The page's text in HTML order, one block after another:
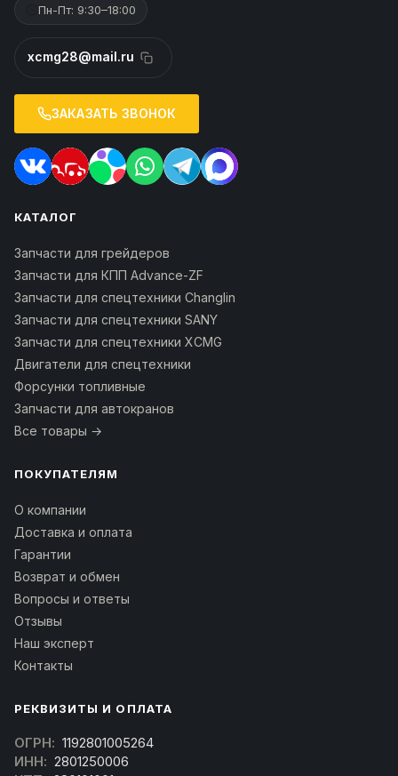
Пн-Пт: 9:30–18:00
xcmg28@mail.ru
ЗАКАЗАТЬ ЗВОНОК
КАТАЛОГ
Запчасти для грейдеров
Запчасти для КПП Advance-ZF
Запчасти для спецтехники Changlin
Запчасти для спецтехники SANY
Запчасти для спецтехники XCMG
Двигатели для спецтехники
Форсунки топливные
Запчасти для автокранов
Все товары →
ПОКУПАТЕЛЯМ
О компании
Доставка и оплата
Гарантии
Возврат и обмен
Вопросы и ответы
Отзывы
Наш эксперт
Контакты
РЕКВИЗИТЫ И ОПЛАТА
ОГРН: 1192801005264
ИНН: 2801250006